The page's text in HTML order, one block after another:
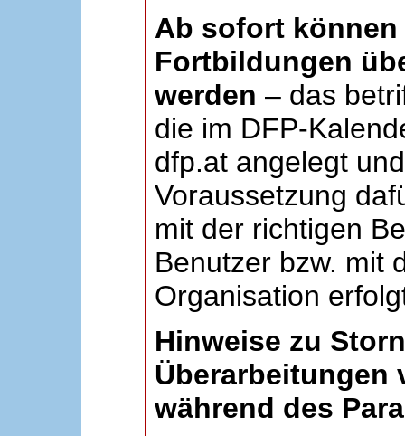
Ab sofort können
Fortbildungen
werden – das
die im DFP-
dfp.at angelegt
Voraussetzung
mit der richtigen
Benutzer bzw. mit
Organisation
Hinweise zu
Überarbeitungen
während des